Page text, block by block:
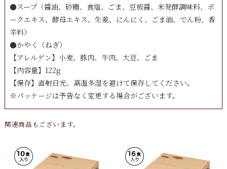
●スープ（醤油、砂糖、食塩、ごま、豆板醤、米発酵調味料、ポ
ークエキス、酵母エキス、生姜、にんにく、ごま油、でん粉、香
辛料）
●かやく（ねぎ）
【アレルゲン】小麦、豚肉、牛肉、大豆、ごま
【内容量】122g
【保存】直射日光、高温多湿を避けて保存してください。
※パッケージは予告なく変更する場合がございます。
関連商品もございます。